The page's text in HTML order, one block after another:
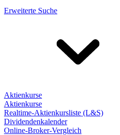
Erweiterte Suche
Aktienkurse
Aktienkurse
Realtime-Aktienkursliste (L&S)
Dividendenkalender
Online-Broker-Vergleich